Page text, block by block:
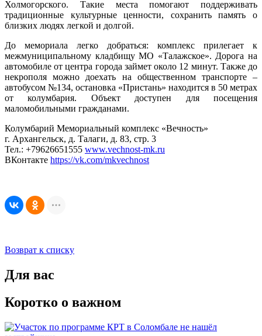
Холмогорского. Такие места помогают поддерживать
традиционные культурные ценности, сохранить память о
близких людях легкой и долгой.
До мемориала легко добраться: комплекс прилегает к
межмуниципальному кладбищу МО «Талажское». Дорога на
автомобиле от центра города займет около 12 минут. Также до
некрополя можно доехать на общественном транспорте –
автобусом №134, остановка «Пристань» находится в 50 метрах
от колумбария. Объект доступен для посещения
маломобильными гражданами.
Колумбарий Мемориальный комплекс «Вечность»
г. Архангельск, д. Талаги, д. 83, стр. 3
Тел.: +79626651555 www.vechnost-mk.ru
ВКонтакте https://vk.com/mkvechnost
Возврат к списку
Для вас
Коротко о важном